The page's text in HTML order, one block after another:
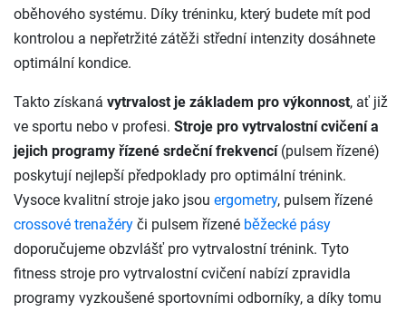
oběhového systému. Díky tréninku, který budete mít pod
kontrolou a nepřetržité zátěži střední intenzity dosáhnete
optimální kondice.
Takto získaná vytrvalost je základem pro výkonnost, ať již
ve sportu nebo v profesi. Stroje pro vytrvalostní cvičení a
jejich programy řízené srdeční frekvencí (pulsem řízené)
poskytují nejlepší předpoklady pro optimální trénink.
Vysoce kvalitní stroje jako jsou ergometry, pulsem řízené
crossové trenažéry či pulsem řízené běžecké pásy
doporučujeme obzvlášť pro vytrvalostní trénink. Tyto
fitness stroje pro vytrvalostní cvičení nabízí zpravidla
programy vyzkoušené sportovními odborníky, a díky tomu